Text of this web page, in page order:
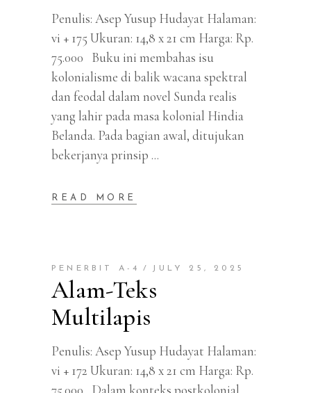
Penulis: Asep Yusup Hudayat Halaman:
vi + 175 Ukuran: 14,8 x 21 cm Harga: Rp.
75.000 Buku ini membahas isu
kolonialisme di balik wacana spektral
dan feodal dalam novel Sunda realis
yang lahir pada masa kolonial Hindia
Belanda. Pada bagian awal, ditujukan
bekerjanya prinsip
READ MORE
PENERBIT A-4 JULY 25, 2025
Alam-Teks
Multilapis
Penulis: Asep Yusup Hudayat Halaman:
vi + 172 Ukuran: 14,8 x 21 cm Harga: Rp.